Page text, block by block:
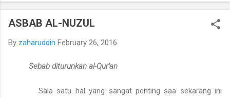
mengalami kelahiran, pertumbuhan, perkembangan, dan mati.
Serta terkait serta berinteraksi dengan alam dan lingkungannya
negatif. Manusia juga sebagai mahkluk individu memiliki
pemikiran-pemikiran tentang apa yang menurutnya sesuai
ketika tindakan-tindakan yang ia ambil dan sebagai makhluk
ASBAB AL-NUZUL
By zaharuddin February 26, 2016
Sebab diturunkan al-Qur'an
Sala satu hal yang sangat penting saa sekarang ini